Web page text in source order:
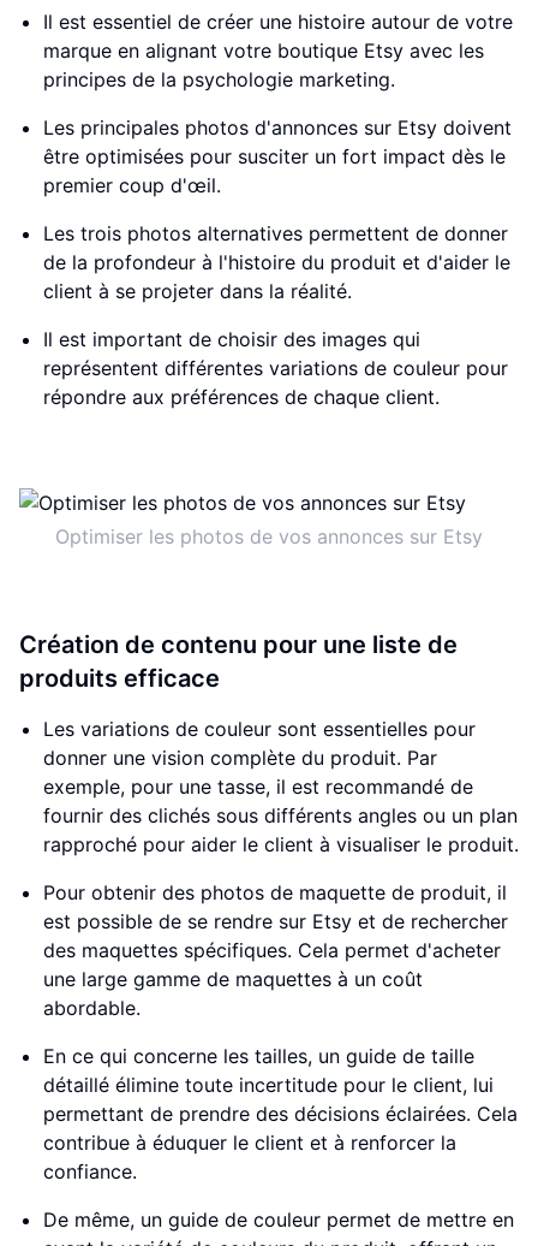
Il est essentiel de créer une histoire autour de votre
marque en alignant votre boutique Etsy avec les
principes de la psychologie marketing.
Les principales photos d'annonces sur Etsy doivent
être optimisées pour susciter un fort impact dès le
premier coup d'œil.
Les trois photos alternatives permettent de donner
de la profondeur à l'histoire du produit et d'aider le
client à se projeter dans la réalité.
Il est important de choisir des images qui
représentent différentes variations de couleur pour
répondre aux préférences de chaque client.
Optimiser les photos de vos annonces sur Etsy
Création de contenu pour une liste de
produits efficace
Les variations de couleur sont essentielles pour
donner une vision complète du produit. Par
exemple, pour une tasse, il est recommandé de
fournir des clichés sous différents angles ou un plan
rapproché pour aider le client à visualiser le produit.
Pour obtenir des photos de maquette de produit, il
est possible de se rendre sur Etsy et de rechercher
des maquettes spécifiques. Cela permet d'acheter
une large gamme de maquettes à un coût
abordable.
En ce qui concerne les tailles, un guide de taille
détaillé élimine toute incertitude pour le client, lui
permettant de prendre des décisions éclairées. Cela
contribue à éduquer le client et à renforcer la
confiance.
De même, un guide de couleur permet de mettre en